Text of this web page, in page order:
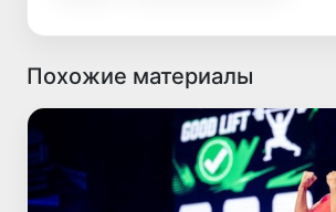
Похожие материалы